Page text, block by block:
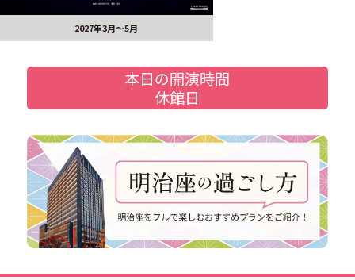
2027年3月～5月
本日の開演時間
休館日